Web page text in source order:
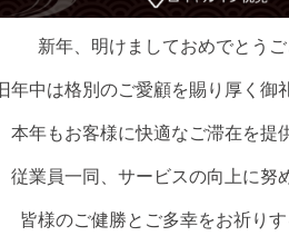
新年、明けましておめでとうご
旧年中は格別のご愛顧を賜り厚く御
本年もお客様に快適なご滞在を提
従業員一同、サービスの向上に努
皆様のご健勝とご多幸をお祈りす